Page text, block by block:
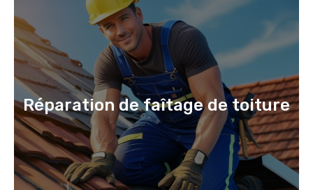
Réparation de faîtage de toiture